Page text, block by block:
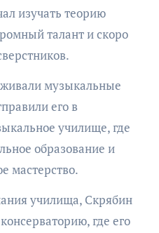
изучать теорию
талант и скоро
музыкальные
его в
училище, где
образование и
мастерство.
училища, Скрябин
где его